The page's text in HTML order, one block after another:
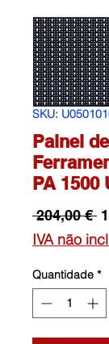
SKU:
Painel
PA 1500
204,00 €
IVA não
Quantidade *